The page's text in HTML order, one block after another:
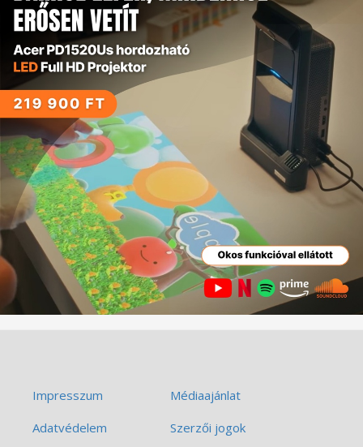
Impresszum
Médiaajánlat
Adatvédelem
Szerzői jogok